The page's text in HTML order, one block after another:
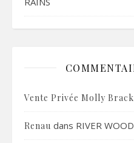
Vente Privée Molly
Renau dans RIVER